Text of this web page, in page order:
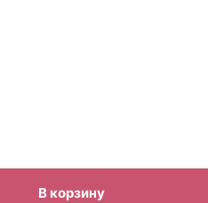
В корзину